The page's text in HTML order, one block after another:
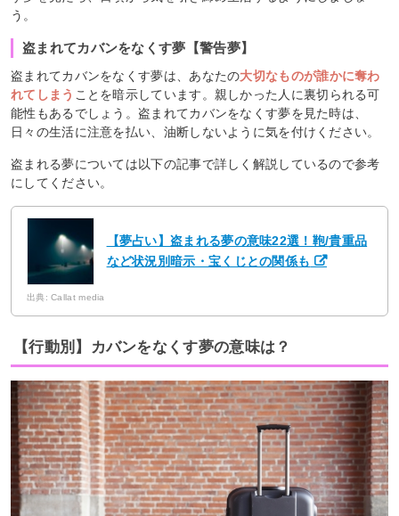
う。
盗まれてカバンをなくす夢【警告夢】
盗まれてカバンをなくす夢は、あなたの大切なものが誰かに奪わ
れてしまう ことを暗示しています。親しかった人に裏切られる可
能性もあるでしょう。盗まれてカバンをなくす夢を見た時は、
日々の生活に注意を払い、油断しないように気を付けください。
盗まれる夢については以下の記事で詳しく解説しているので参考
にしてください。
【夢占い】盗まれる夢の意味22選！鞄/貴重品
など状況別暗示・宝くじとの関係も
出典: Callat media
【行動別】カバンをなくす夢の意味は？